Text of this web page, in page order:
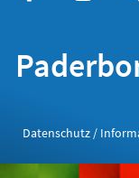
Datenschutz /